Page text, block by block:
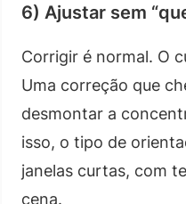
6) Ajustar sem
Corrigir é normal. O
Uma correção que
desmontar a
isso, o tipo de
janelas curtas, com
cena.